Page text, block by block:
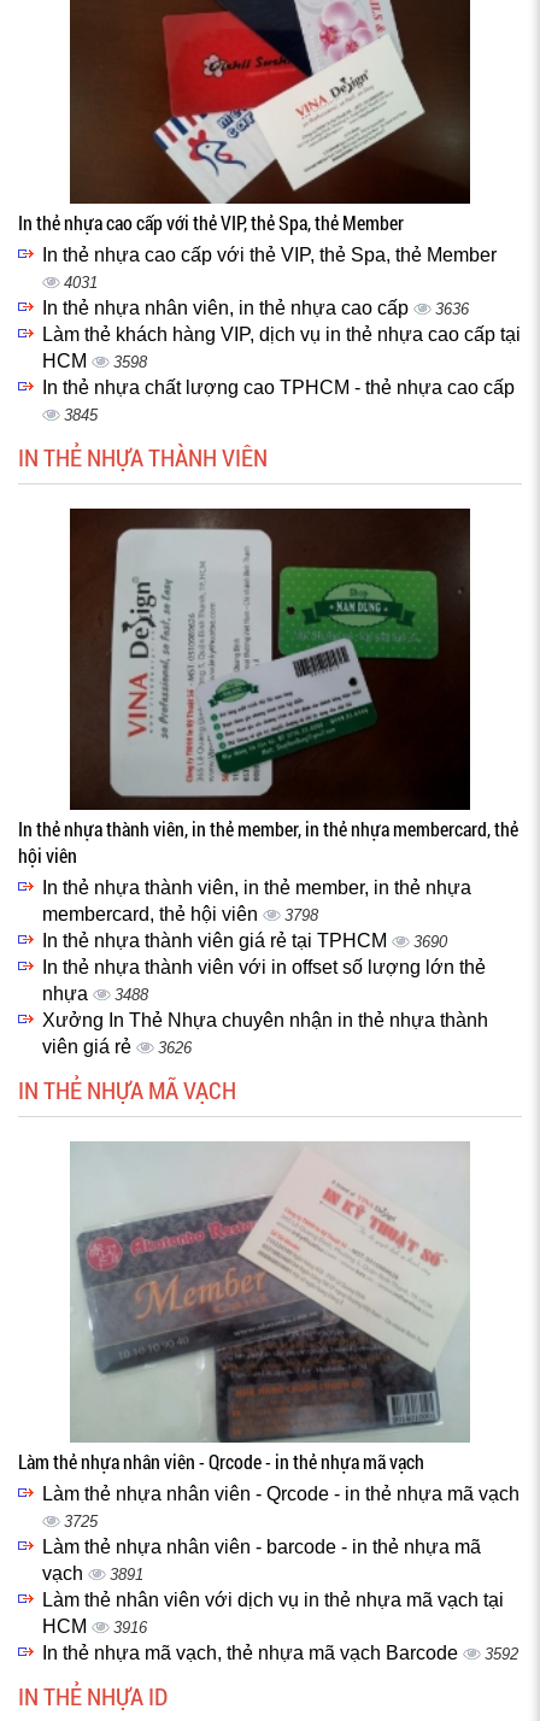
In thẻ nhựa cao cấp với thẻ VIP, thẻ Spa, thẻ Member
In thẻ nhựa cao cấp với thẻ VIP, thẻ Spa, thẻ Member
4031
In thẻ nhựa nhân viên, in thẻ nhựa cao cấp 3636
Làm thẻ khách hàng VIP, dịch vụ in thẻ nhựa cao cấp tại
HCM
3598
In thẻ nhựa chất lượng cao TPHCM - thẻ nhựa cao cấp
3845
IN THẺ NHỰA THÀNH VIÊN
In thẻ nhựa thành viên, in thẻ member, in thẻ nhựa membercard, thẻ
hội viên
In thẻ nhựa thành viên, in thẻ member, in thẻ nhựa
membercard, thẻ hội viên
3798
In thẻ nhựa thành viên giá rẻ tại TPHCM 3690
In thẻ nhựa thành viên với in offset số lượng lớn thẻ
nhựa
3488
Xưởng In Thẻ Nhựa chuyên nhận in thẻ nhựa thành
viên giá rẻ
3626
IN THẺ NHỰA MÃ VẠCH
Làm thẻ nhựa nhân viên - Qrcode - in thẻ nhựa mã vạch
Làm thẻ nhựa nhân viên - Qrcode - in thẻ nhựa mã vạch
3725
Làm thẻ nhựa nhân viên - barcode - in thẻ nhựa mã
vạch
3891
Làm thẻ nhân viên với dịch vụ in thẻ nhựa mã vạch tại
HCM
3916
In thẻ nhựa mã vạch, thẻ nhựa mã vạch Barcode 3592
IN THẺ NHỰA ID